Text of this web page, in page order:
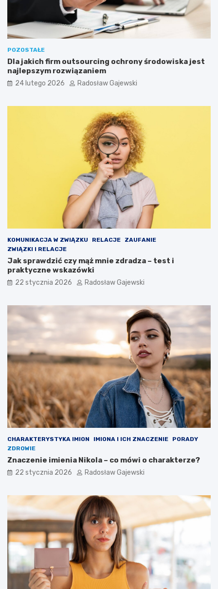
POZOSTAŁE
Dla jakich firm outsourcing ochrony środowiska jest
najlepszym rozwiązaniem
24 lutego 2026 Radosław Gajewski
KOMUNIKACJA W ZWIĄZKU RELACJE
ZAUFANIE
ZWIĄZKI I RELACJE
Jak sprawdzić czy mąż mnie zdradza – test i
praktyczne wskazówki
22 stycznia 2026 Radosław Gajewski
CHARAKTERYSTYKA IMION IMIONA I ICH ZNACZENIE
PORADY
ZDROWIE
Znaczenie imienia Nikola – co mówi o charakterze?
22 stycznia 2026 Radosław Gajewski